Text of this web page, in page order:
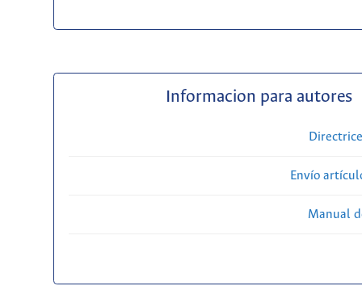
Informacion para autores
Envío
Manual